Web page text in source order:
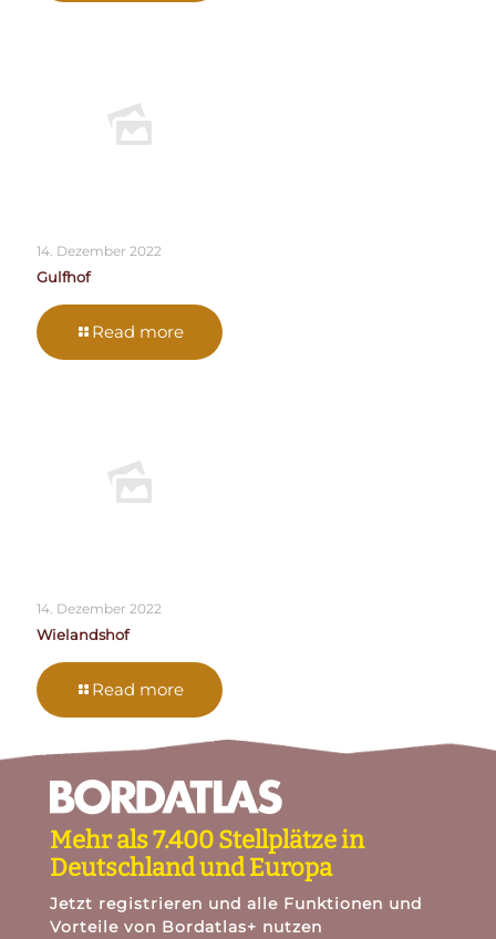
14. Dezember 2022
Gulfhof
Read more
14. Dezember 2022
Wielandshof
Read more
Mehr als 7.400 Stellplätze in
Deutschland und Europa
Jetzt registrieren und alle Funktionen und
Vorteile von Bordatlas+ nutzen